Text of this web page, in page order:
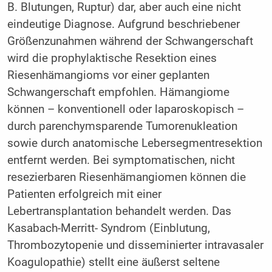
B. Blutungen, Ruptur) dar, aber auch eine nicht
eindeutige Diagnose. Aufgrund beschriebener
Größenzunahmen während der Schwangerschaft
wird die prophylaktische Resektion eines
Riesenhämangioms vor einer geplanten
Schwangerschaft empfohlen. Hämangiome
können – konventionell oder laparoskopisch –
durch parenchymsparende Tumorenukleation
sowie durch anatomische Lebersegmentresektion
entfernt werden. Bei symptomatischen, nicht
resezierbaren Riesenhämangiomen können die
Patienten erfolgreich mit einer
Lebertransplantation behandelt werden. Das
Kasabach-Merritt- Syndrom (Einblutung,
Thrombozytopenie und disseminierter intravasaler
Koagulopathie) stellt eine äußerst seltene